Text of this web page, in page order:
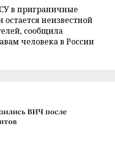
в приграничные
неизвестной
сообщила
человека в России
ВИЧ после